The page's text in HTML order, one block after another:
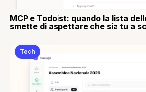
MCP e Todoist: quando la lista
smette di aspettare che sia tu a
Tech